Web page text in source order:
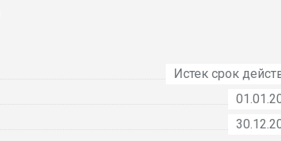
Истек срок